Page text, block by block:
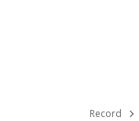
Record